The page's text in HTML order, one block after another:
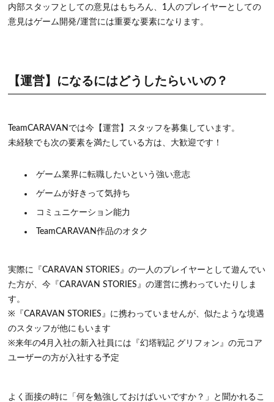
内部スタッフとしての意見はもちろん、1人のプレイヤーとしての
意見はゲーム開発/運営には重要な要素になります。
【運営】になるにはどうしたらいいの？
TeamCARAVANでは今【運営】スタッフを募集しています。
未経験でも次の要素を満たしている方は、大歓迎です！
ゲーム業界に転職したいという強い意志
ゲームが好きって気持ち
コミュニケーション能力
TeamCARAVAN作品のオタク
実際に『CARAVAN STORIES』の一人のプレイヤーとして遊んでい
た方が、今『CARAVAN STORIES』の運営に携わっていたりしま
す。
※『CARAVAN STORIES』に携わっていませんが、似たような境遇
のスタッフが他にもいます
※来年の4月入社の新入社員には『幻塔戦記 グリフォン』の元コア
ユーザーの方が入社する予定
よく面接の時に「何を勉強しておけばいいですか？」と聞かれるこ